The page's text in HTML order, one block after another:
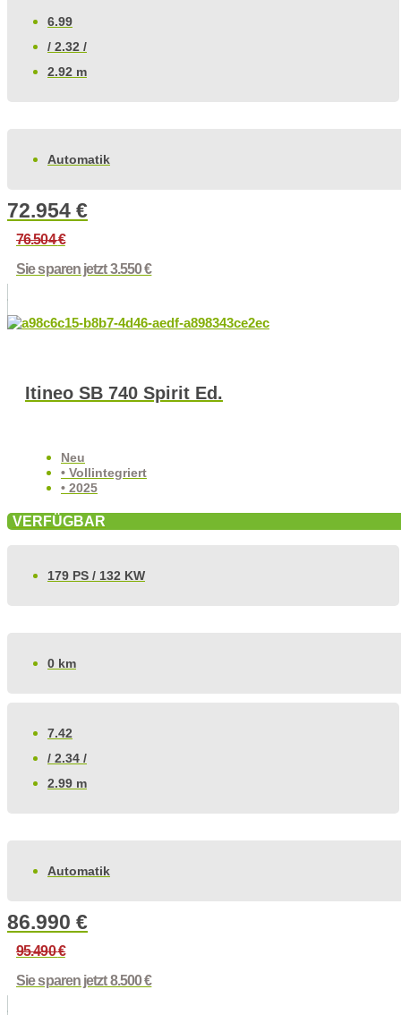
6.99
/ 2.32 /
2.92 m
Automatik
72.954 €
76.504€
Sie sparen jetzt 3.550 €
Itineo SB 740 Spirit Ed.
Neu
• Vollintegriert
• 2025
VERFÜGBAR
179 PS / 132 KW
0 km
7.42
/ 2.34 /
2.99 m
Automatik
86.990 €
95.490€
Sie sparen jetzt 8.500 €